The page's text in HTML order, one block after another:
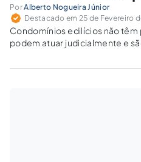
PorAlberto Nogueira Júnior
Destacado em 25 de Fevereiro
Condomínios edilícios não
podem atuar judicialmente e
é ilegal ao atribuir renda e